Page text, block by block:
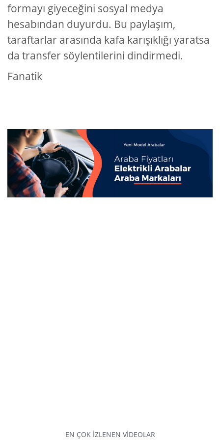
formayı giyeceğini sosyal medya
hesabından duyurdu. Bu paylaşım,
taraftarlar arasında kafa karışıklığı yaratsa
da transfer söylentilerini dindirmedi.
Fanatik
EN ÇOK İZLENEN VİDEOLAR